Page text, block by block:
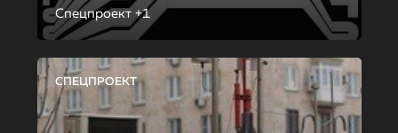
Спецпроект +1
СПЕЦПРОЕКТ